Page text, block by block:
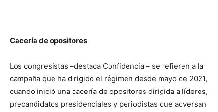
Cacería de opositores
Los congresistas –destaca Confidencial– se refieren a la
campaña que ha dirigido el régimen desde mayo de 2021,
cuando inició una cacería de opositores dirigida a líderes,
precandidatos presidenciales y periodistas que adversan